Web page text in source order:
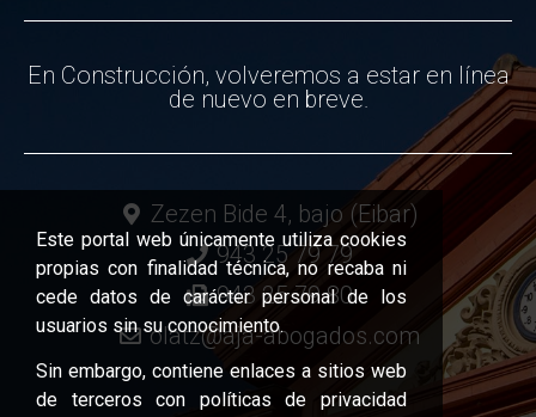
En Construcción, volveremos a estar en línea
de nuevo en breve.
Zezen Bide 4, bajo (Eibar)
943 25 79 79
943 25 79 80
olatz@aja-abogados.com
Este portal web únicamente utiliza cookies
propias con finalidad técnica, no recaba ni
cede datos de carácter personal de los
usuarios sin su conocimiento.
Sin embargo, contiene enlaces a sitios web
de terceros con políticas de privacidad